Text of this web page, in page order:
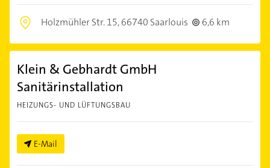
Holzmühler Str. 15,66740 Saarlouis 6,6 km
Klein & Gebhardt GmbH
Sanitärinstallation
HEIZUNGS- UND LÜFTUNGSBAU
E-Mail